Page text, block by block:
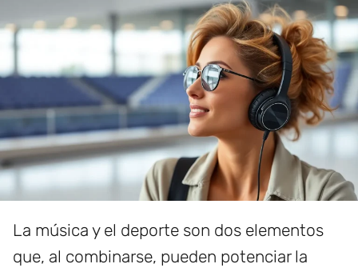
La música y el deporte son dos elementos
que, al combinarse, pueden potenciar la